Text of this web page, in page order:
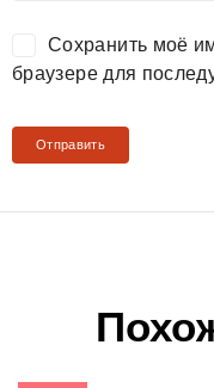
Сохранить моё
браузере для